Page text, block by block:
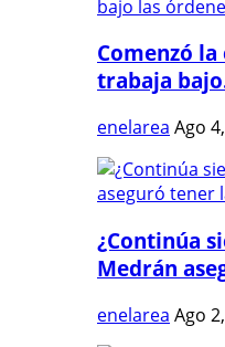
Comenzó
trabaja
enelarea Ago
¿Continúa
Medrán
enelarea Ago